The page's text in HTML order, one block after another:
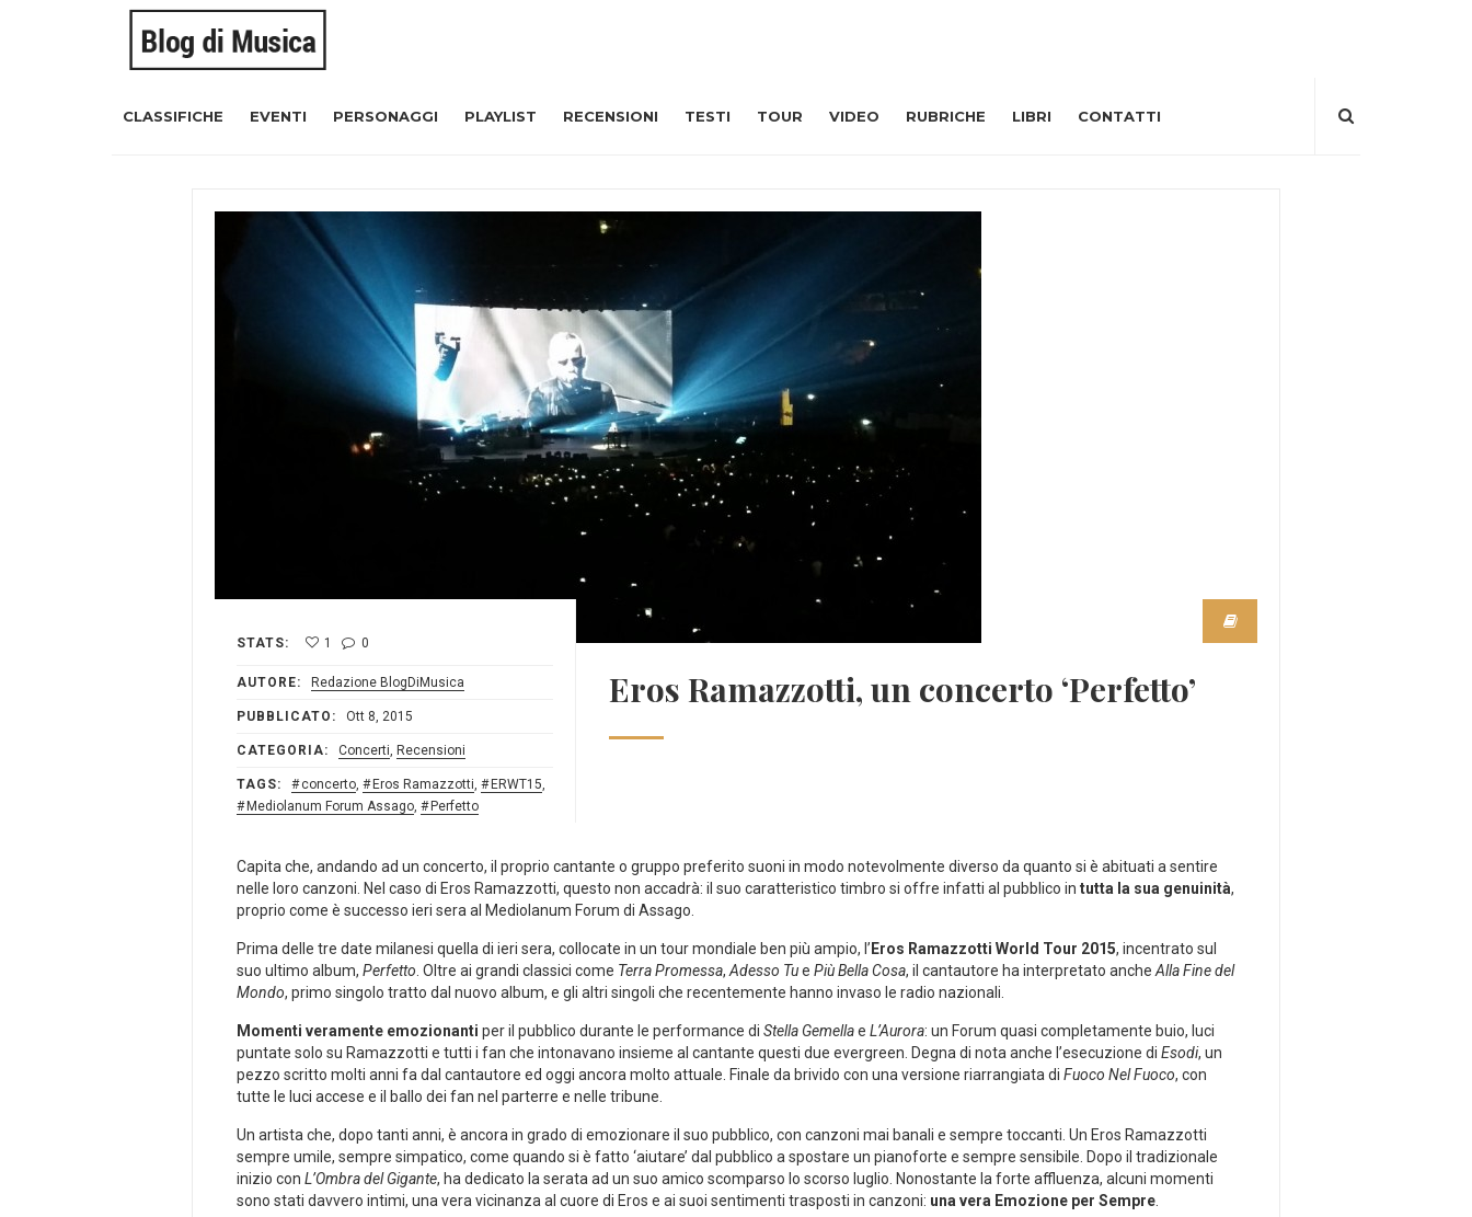
CLASSIFICHE EVENTI PERSONAGGI PLAYLIST RECENSIONI TESTI TOUR VIDEO RUBRICHE LIBRI CONTATTI
STATS: 1 0
AUTORE: Redazione BlogDiMusica
PUBBLICATO: Ott 8, 2015
CATEGORIA: Concerti, Recensioni
TAGS: concerto, Eros Ramazzotti, ERWT15,
Mediolanum Forum Assago, Perfetto
Eros Ramazzotti, un concerto ‘Perfetto’
Capita che, andando ad un concerto, il proprio cantante o gruppo preferito suoni in modo notevolmente diverso da quanto si è abituati a sentire
nelle loro canzoni. Nel caso di Eros Ramazzotti, questo non accadrà: il suo caratteristico timbro si offre infatti al pubblico in tutta la sua genuinità,
proprio come è successo ieri sera al Mediolanum Forum di Assago.
Prima delle tre date milanesi quella di ieri sera, collocate in un tour mondiale ben più ampio, l’ Eros Ramazzotti World Tour 2015, incentrato sul
suo ultimo album, Perfetto. Oltre ai grandi classici come Terra Promessa,Adesso Tue Più Bella Cosa, il cantautore ha interpretato ancheAlla Fine del
Mondo, primo singolo tratto dal nuovo album, e gli altri singoli che recentemente hanno invaso le radio nazionali.
Momenti veramente emozionanti per il pubblico durante le performance di Stella Gemellae L’Aurora: un Forum quasi completamente buio, luci
puntate solo su Ramazzotti e tutti i fan che intonavano insieme al cantante questi due evergreen. Degna di nota anche l’esecuzione di Esodi, un
pezzo scritto molti anni fa dal cantautore ed oggi ancora molto attuale. Finale da brivido con una versione riarrangiata di Fuoco Nel Fuoco, con
tutte le luci accese e il ballo dei fan nel parterre e nelle tribune.
Un artista che, dopo tanti anni, è ancora in grado di emozionare il suo pubblico, con canzoni mai banali e sempre toccanti. Un Eros Ramazzotti
sempre umile, sempre simpatico, come quando si è fatto ‘aiutare’ dal pubblico a spostare un pianoforte e sempre sensibile. Dopo il tradizionale
inizio con L’Ombra del Gigante, ha dedicato la serata ad un suo amico scomparso lo scorso luglio. Nonostante la forte affluenza, alcuni momenti
sono stati davvero intimi, una vera vicinanza al cuore di Eros e ai suoi sentimenti trasposti in canzoni: una vera Emozione per Sempre.